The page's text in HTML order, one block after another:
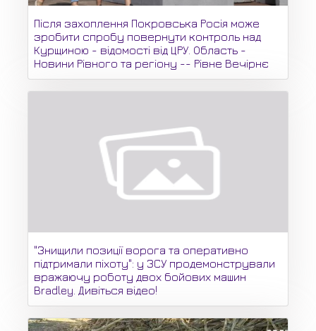
Після захоплення Покровська Росія може
зробити спробу повернути контроль над
Курщиною - відомості від ЦРУ. Область -
Новини Рівного та регіону -- Рівне Вечірнє
"Знищили позиції ворога та оперативно
підтримали піхоту": у ЗСУ продемонстрували
вражаючу роботу двох бойових машин
Bradley. Дивіться відео!